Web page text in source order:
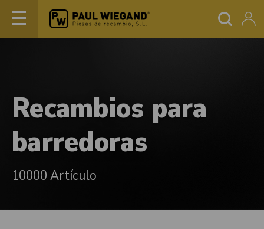
Recambios para
barredoras
10000 Artículo